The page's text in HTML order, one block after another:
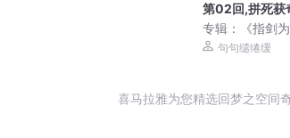
第02回,拼死获
专辑：
《指剑
生 小说
句句缱绻缓
喜马拉雅为您精选回梦之空间